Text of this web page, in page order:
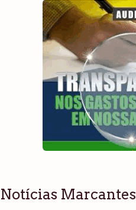
Notícias Marcantes